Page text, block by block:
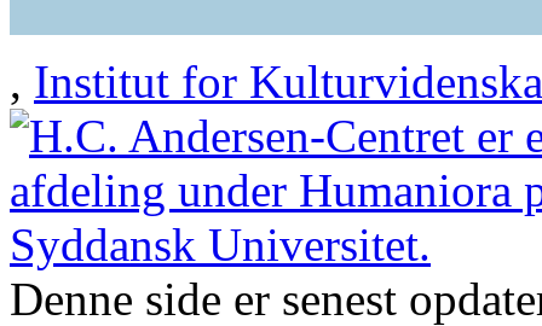
, Institut for
Denne side er senest